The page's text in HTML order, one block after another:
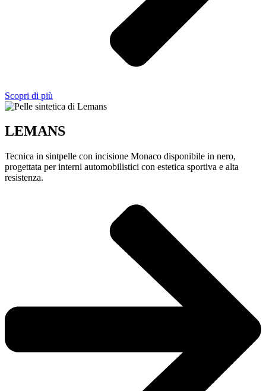
Scopri di più
LEMANS
Tecnica in sintpelle con incisione Monaco disponibile in nero,
progettata per interni automobilistici con estetica sportiva e alta
resistenza.